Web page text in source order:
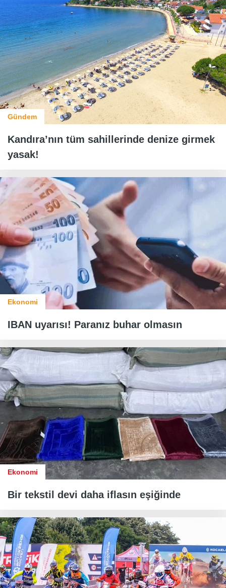
Gündem
Kandıra’nın tüm sahillerinde denize girmek
yasak!
Ekonomi
IBAN uyarısı! Paranız buhar olmasın
Ekonomi
Bir tekstil devi daha iflasın eşiğinde